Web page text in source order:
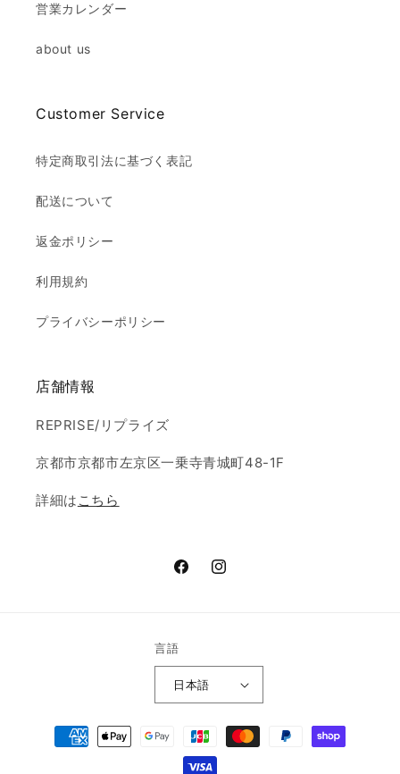
営業カレンダー
about us
Customer Service
特定商取引法に基づく表記
配送について
返金ポリシー
利用規約
プライバシーポリシー
店舗情報
REPRISE/リプライズ
京都市京都市左京区一乗寺青城町48-1F
詳細は こちら
FacebookInstagram
言語
日本語